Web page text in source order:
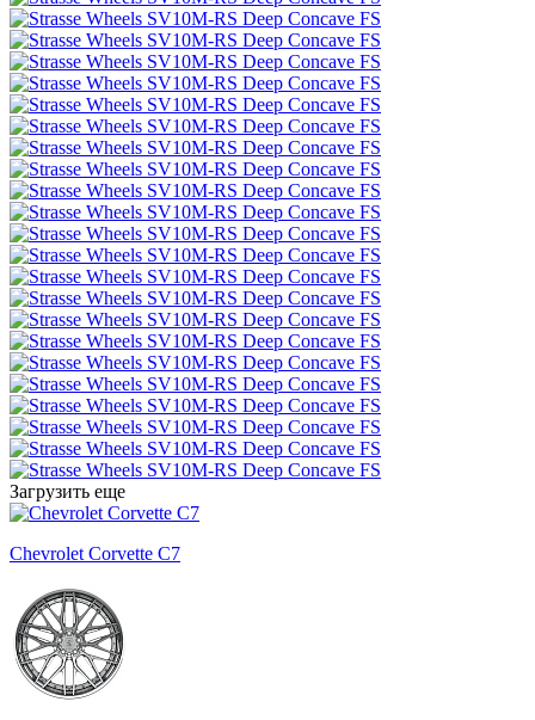
Загрузить еще
Chevrolet Corvette C7